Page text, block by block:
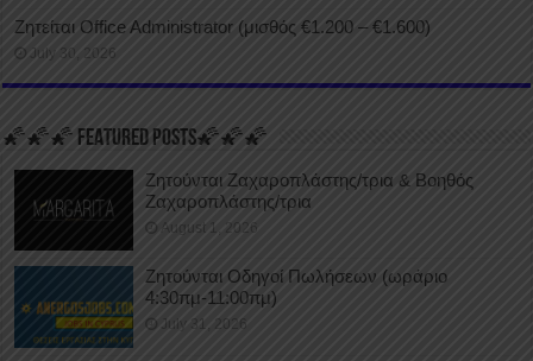
Ζητείται Office Administrator (μισθός €1.200 – €1.600)
July 30, 2026
🌠🌠🌠 FEATURED POSTS🌠🌠🌠
Ζητούνται Ζαχαροπλάστης/τρια & Βοηθός
Ζαχαροπλάστης/τρια
August 1, 2026
Ζητούνται Οδηγοί Πωλήσεων (ωράριο
4:30πμ-11:00πμ)
July 31, 2026